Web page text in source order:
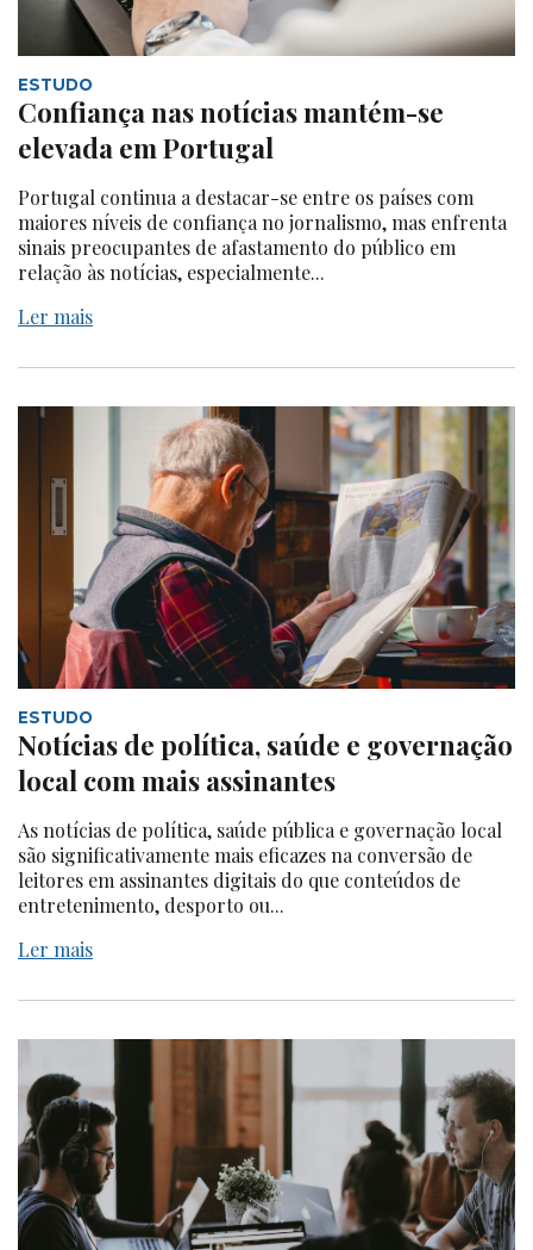
ESTUDO
Confiança nas notícias mantém-se
elevada em Portugal
Portugal continua a destacar-se entre os países com
maiores níveis de confiança no jornalismo, mas enfrenta
sinais preocupantes de afastamento do público em
relação às notícias, especialmente...
Ler mais
ESTUDO
Notícias de política, saúde e governação
local com mais assinantes
As notícias de política, saúde pública e governação local
são significativamente mais eficazes na conversão de
leitores em assinantes digitais do que conteúdos de
entretenimento, desporto ou...
Ler mais